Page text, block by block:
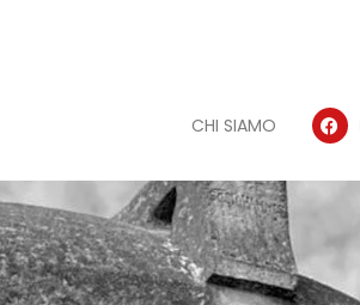
CHI SIAMO